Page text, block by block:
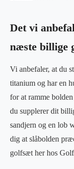
Det vi
næste billige
Vi anbefaler, at du
titanium og har en
for at ramme
du supplerer dit
sandjern og en lob
dig at slåbolden
golfsæt her hos